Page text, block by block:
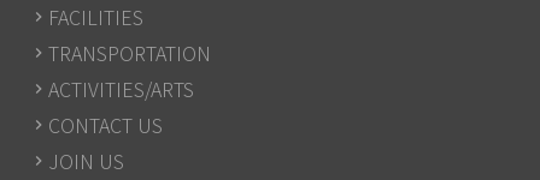
FACILITIES
TRANSPORTATION
ACTIVITIES/ARTS
CONTACT US
JOIN US